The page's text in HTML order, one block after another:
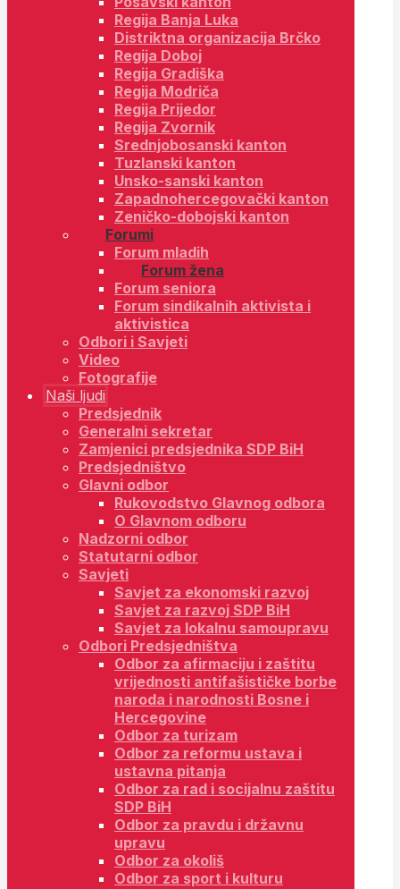
Regija Banja Luka
Distriktna organizacija Brčko
Regija Doboj
Regija Gradiška
Regija Modriča
Regija Prijedor
Regija Zvornik
Srednjobosanski kanton
Tuzlanski kanton
Unsko-sanski kanton
Zapadnohercegovački kanton
Zeničko-dobojski kanton
Forumi
Forum mladih
Forum žena
Forum seniora
Forum sindikalnih aktivista i
aktivistica
Odbori i Savjeti
Video
Fotografije
Naši ljudi
Predsjednik
Generalni sekretar
Zamjenici predsjednika SDP BiH
Predsjedništvo
Glavni odbor
Rukovodstvo Glavnog odbora
O Glavnom odboru
Nadzorni odbor
Statutarni odbor
Savjeti
Savjet za ekonomski razvoj
Savjet za razvoj SDP BiH
Savjet za lokalnu samoupravu
Odbori Predsjedništva
Odbor za afirmaciju i zaštitu
vrijednosti antifašističke borbe
naroda i narodnosti Bosne i
Hercegovine
Odbor za turizam
Odbor za reformu ustava i
ustavna pitanja
Odbor za rad i socijalnu zaštitu
SDP BiH
Odbor za pravdu i državnu
upravu
Odbor za okoliš
Odbor za sport i kulturu